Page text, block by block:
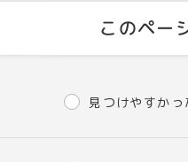
このペー
見つけやすかっ